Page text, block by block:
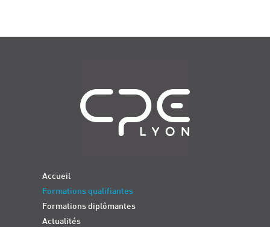
Accueil
Formations qualifiantes
Formations diplômantes
Actualités